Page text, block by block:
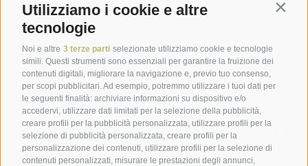
Utilizziamo i cookie e altre
tecnologie
Noi e altre 3 terze parti selezionate utilizziamo cookie e tecnologie
simili. Questi strumenti sono essenziali per garantire la fruizione dei
contenuti digitali, migliorare la navigazione e, previo tuo consenso,
per scopi pubblicitari. Ad esempio, potremmo utilizzare i tuoi dati per
le seguenti finalità: archiviare informazioni su dispositivo e/o
accedervi, utilizzare dati limitati per la selezione della pubblicità,
creare profili per la pubblicità personalizzata, utilizzare profili per la
selezione di pubblicità personalizzata, creare profili per la
personalizzazione dei contenuti, utilizzare profili per la selezione di
contenuti personalizzati, misurare le prestazioni degli annunci,